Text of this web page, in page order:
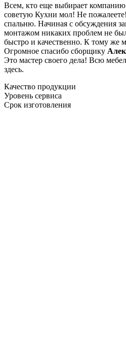
Всем, кто еще выбирает компанию
советую Кухни мол! Не
спальню. Начиная с обсуждения
монтажом никаких проблем не
быстро и качественно. К тому же
Огромное спасибо сборщику
Это мастер своего дела! Всю
здесь.
Качество продукции
Уровень сервиса
Срок изготовления